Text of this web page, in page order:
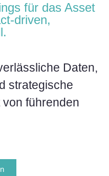
für das Asset
driven,
Daten,
strategische
führenden